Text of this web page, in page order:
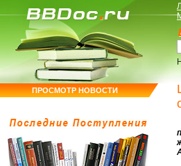
ПРОСМОТР НОВОСТИ